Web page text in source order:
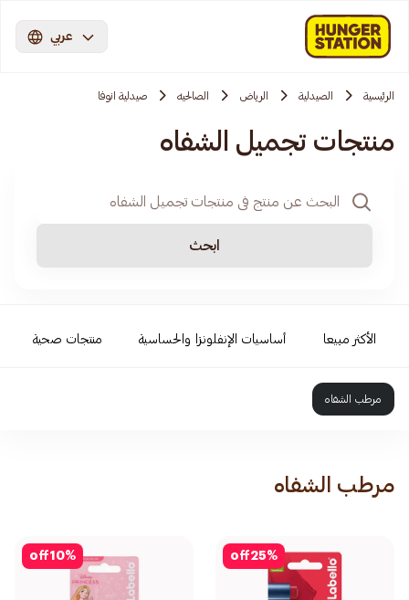
عربي
الرئيسية الصيدلية الرياض الصالحيه صيدلية انوفا
منتجات تجميل الشفاه
ابحث
الأكثر مبيعا أساسيات الإنفلونزا والحساسية منتجات صحية
مرطب الشفاه
مرطب الشفاه
25%
off
10%
off